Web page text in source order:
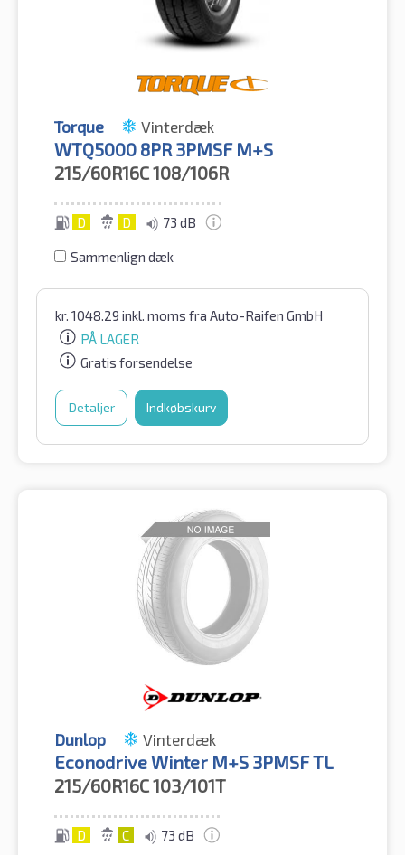
Torque Vinterdæk
WTQ5000 8PR 3PMSF M+S
215/60R16C108/106R
D D 73 dB
Sammenlign dæk
kr. 1048.29 inkl. moms fra Auto-Raifen GmbH
PÅ LAGER
Gratis forsendelse
Detaljer Indkøbskurv
Dunlop Vinterdæk
Econodrive Winter M+S 3PMSF TL
215/60R16C103/101T
D C 73 dB